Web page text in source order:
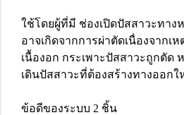
ใช้โดยผู้ที่มี ช่องเปิดปัสสาวะทางห
อาจเกิดจากการผ่าตัดเนื่องจากเ
เนื้องอก กระเพาะปัสสาวะถูกตัด
เดินปัสสาวะที่ต้องสร้างทางออกใ
ข้อดีของระบบ 2 ชิ้น